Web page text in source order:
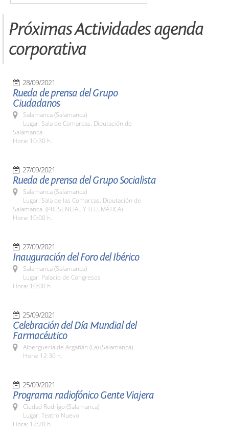
Próximas Actividades agenda
corporativa
28/09/2021
Rueda de prensa del Grupo
Ciudadanos
Salamanca (Salamanca)
Lugar: Sala de Comarcas. Diputación de
Salamanca
Hora: 10:30 h.
27/09/2021
Rueda de prensa del Grupo Socialista
Salamanca (Salamanca)
Lugar: Sala de las Comarcas. Diputación de
Salamanca. (PRESENCIAL Y TELEMÁTICA)
Hora: 10:00 h.
27/09/2021
Inauguración del Foro del Ibérico
Salamanca (Salamanca)
Lugar: Palacio de Congresos
Hora: 10:00 h.
25/09/2021
Celebración del Día Mundial del
Farmacéutico
Alberguería de Argañán (La) (Salamanca)
Hora: 12:30 h.
25/09/2021
Programa radiofónico Gente Viajera
Ciudad Rodrigo (Salamanca)
Lugar: Teatro Nuevo
Hora: 12:20 h.